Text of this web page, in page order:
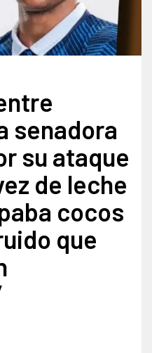
senadora
su ataque
de leche
cocos
que